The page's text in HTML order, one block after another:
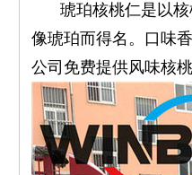
琥珀核桃仁是以
像琥珀而得名。口味
公司免费提供风味核